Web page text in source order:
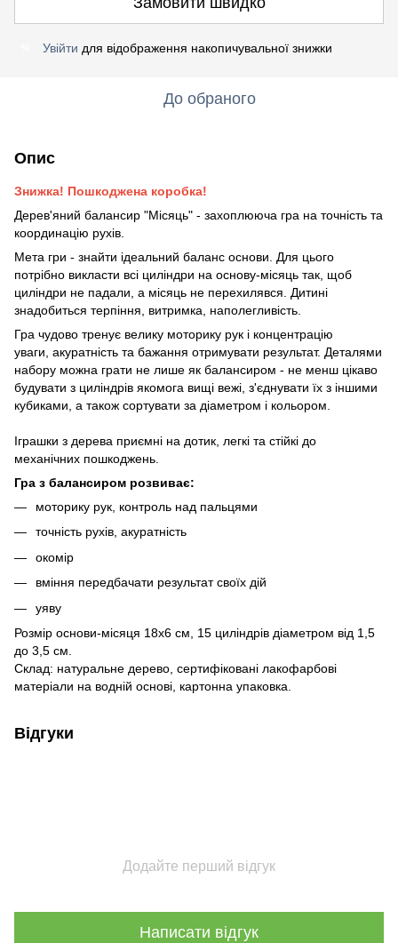
Увійти для відображення накопичувальної знижки
До обраного
Опис
Знижка! Пошкоджена коробка!
Дерев'яний балансир "Місяць" - захоплююча гра на точність та
координацію рухів.
Мета гри - знайти ідеальний баланс основи. Для цього
потрібно викласти всі циліндри на основу-місяць так, щоб
циліндри не падали, а місяць не перехилявся. Дитині
знадобиться терпіння, витримка, наполегливість.
Гра чудово тренує велику моторику рук і концентрацію
уваги, акуратність та бажання отримувати результат. Деталями
набору можна грати не лише як балансиром - не менш цікаво
будувати з циліндрів якомога вищі вежі, з'єднувати їх з іншими
кубиками, а також сортувати за діаметром і кольором.
Іграшки з дерева приємні на дотик, легкі та стійкі до
механічних пошкоджень.
Гра з балансиром розвиває:
моторику рук, контроль над пальцями
точність рухів, акуратність
окомір
вміння передбачати результат своїх дій
уяву
Розмір основи-місяця 18х6 см, 15 циліндрів діаметром від 1,5
до 3,5 см.
Склад: натуральне дерево, сертифіковані лакофарбові
матеріали на водній основі, картонна упаковка.
Відгуки
Додайте перший відгук
Написати відгук